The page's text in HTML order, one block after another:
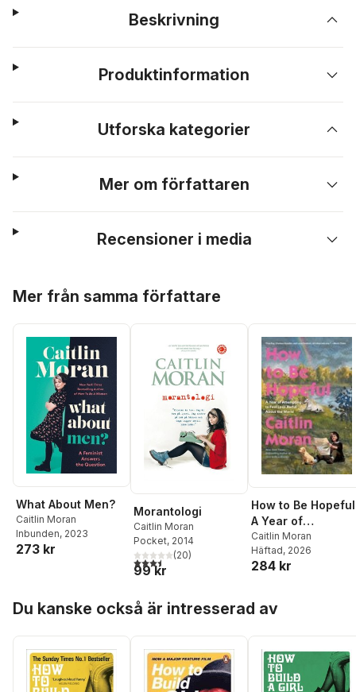
Beskrivning
Produktinformation
Utforska kategorier
Mer om författaren
Recensioner i media
Mer från samma författare
What About Men?
Caitlin Moran
Inbunden, 2023
273 kr
Morantologi
Caitlin Moran
Pocket, 2014
3,5utav 5 stjärnor. Totalt antal röster:
(20)
99 kr
How to Be
A Year of
Attempting to Feel
Less Awful about
the World
Caitlin Moran
Häftad, 2026
284 kr
Du kanske också är intresserad av